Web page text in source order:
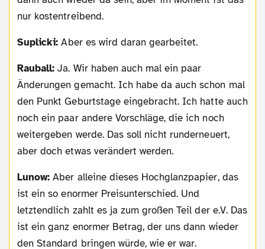
nur kostentreibend.
Suplicki:Aber es wird daran gearbeitet.
Rauball: Ja. Wir haben auch mal ein paar
Änderungen gemacht. Ich habe da auch schon mal
den Punkt Geburtstage eingebracht. Ich hatte auch
noch ein paar andere Vorschläge, die ich noch
weitergeben werde. Das soll nicht runderneuert,
aber doch etwas verändert werden.
Lunow: Aber alleine dieses Hochglanzpapier, das
ist ein so enormer Preisunterschied. Und
letztendlich zahlt es ja zum großen Teil der e.V. Das
ist ein ganz enormer Betrag, der uns dann wieder
den Standard bringen würde, wie er war.